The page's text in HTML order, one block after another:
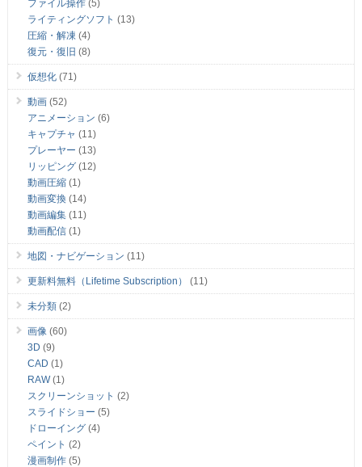
ファイル操作(5)
ライティングソフト (13)
圧縮・解凍 (4)
復元・復旧 (8)
仮想化(71)
動画(52)
アニメーション (6)
キャプチャ (11)
プレーヤー (13)
リッピング(12)
動画圧縮(1)
動画変換 (14)
動画編集(11)
動画配信(1)
地図・ナビゲーション (11)
更新料無料（Lifetime Subscription） (11)
未分類(2)
画像(60)
3D (9)
CAD (1)
RAW(1)
スクリーンショット (2)
スライドショー (5)
ドローイング(4)
ペイント (2)
漫画制作(5)